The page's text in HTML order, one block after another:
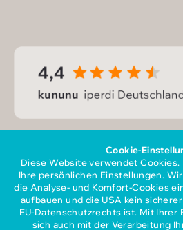
Cookie-
Diese Website verwendet
Ihre persönlichen Einstellungen.
die Analyse- und Komfort-Cookies
aufbauen und die USA kein
EU-Datenschutzrechts ist. Mit Ihrer
sich auch mit der Verarbeitung